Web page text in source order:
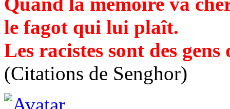
le fagot qui lui plaît.
Les racistes sont des
(Citations de Senghor)